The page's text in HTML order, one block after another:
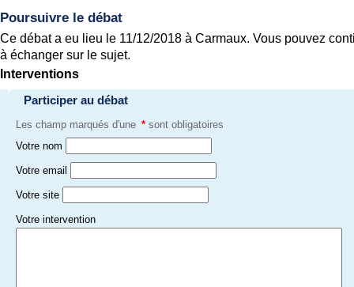
Poursuivre le débat
Ce débat a eu lieu le 11/12/2018 à Carmaux. Vous pouvez
à échanger sur le sujet.
Interventions
Participer au débat
Les champ marqués d'une * sont obligatoires
Votre nom
Votre email
Votre site
Votre intervention